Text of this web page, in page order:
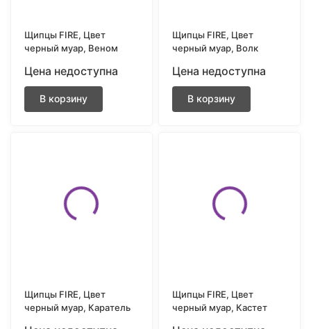
Щипцы FIRE, Цвет
черный муар, Веном
Цена недоступна
В корзину
Щипцы FIRE, Цвет
черный муар, Волк
Цена недоступна
В корзину
Щипцы FIRE, Цвет
черный муар, Каратель
Щипцы FIRE, Цвет
черный муар, Кастет